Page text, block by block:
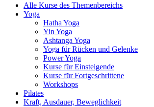
Alle Kurse des Themenbereichs
Yoga
Hatha Yoga
Yin Yoga
Ashtanga Yoga
Yoga für Rücken und Gelenke
Power Yoga
Kurse für Einsteigende
Kurse für Fortgeschrittene
Workshops
Pilates
Kraft, Ausdauer, Beweglichkeit